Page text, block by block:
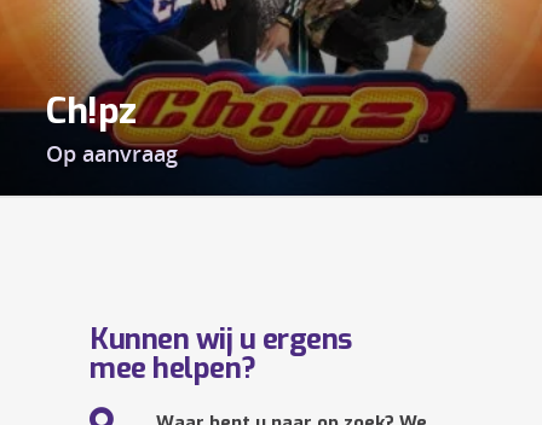
Ch!pz
Op aanvraag
Kunnen wij u ergens
mee helpen?